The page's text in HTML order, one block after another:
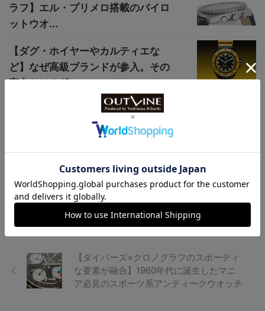
ラフ】エル・プリメロ搭載のパイロ
ットウオ...
【ダグ・ホイヤーやカルティエな
ど】なぜ高級ブランドが参入。その
実力とは？ 進...
【セイコー、"専用すぎる腕時計
展"】2024年1月19日から開催中！
カム文字盤の時計もいいが新型のミ
ラー風も...
【ダイバーズ×クロノグラフのスポーティ
な要素が融合】1960年代に誕生したマニ
ア必見のスポーツ系アンティークウオッチ